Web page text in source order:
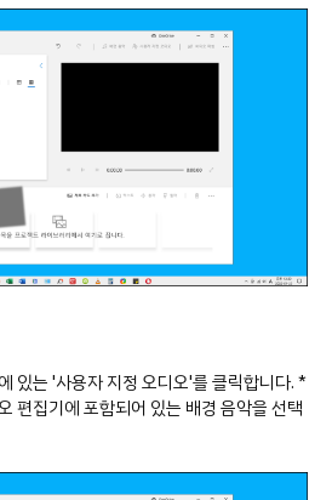
있는 '사용자 지정 오디오'를 클릭합니다. *
편집기에 포함되어 있는 배경 음악을 선택